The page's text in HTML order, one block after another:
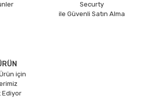
Securty
ile Güvenli Satın Alma
için
Ediyor